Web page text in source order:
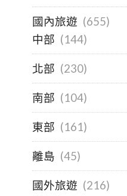
國內旅遊 (655)
中部 (144)
北部 (230)
南部 (104)
東部 (161)
離島 (45)
國外旅遊 (216)